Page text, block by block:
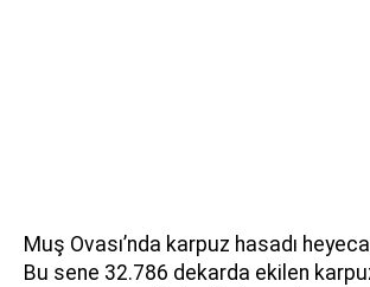
Muş Ovası’nda karpuz hasadı
Bu sene 32.786 dekarda ekilen